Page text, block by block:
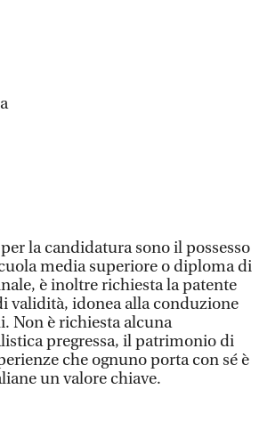
la candidatura sono il possesso
media superiore o diploma di
è inoltre richiesta la patente
validità, idonea alla conduzione
Non è richiesta alcuna
pregressa, il patrimonio di
che ognuno porta con sé è
un valore chiave.